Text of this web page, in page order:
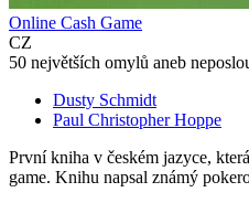
Online Cash Game
CZ
50 největších omylů aneb
Dusty Schmidt
Paul Christopher Hoppe
První kniha v českém jazyce,
game. Knihu napsal známý